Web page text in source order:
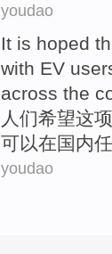
youdao
It is hoped
with EV
across the
人们希望这项
可以在国内
youdao